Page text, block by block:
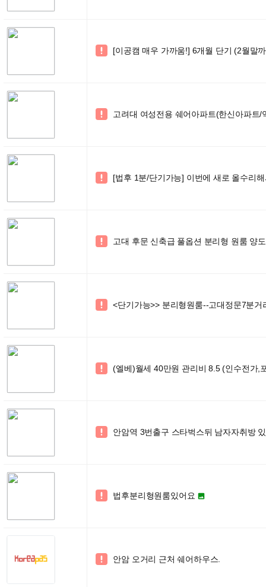
 [이공캠 매우 가까움!] 6개월 단기 (2월말
 고려대 여성전용 쉐어아파트(한신아파트
 [법후 1분/단기가능] 이번에 새로 올수리
 고대 후문 신축급 풀옵션 분리형 원룸 양
 <단기가능>> 분리형원룸--고대정문7분
 (엘베)월세 40만원 관리비 8.5 (인수전가,
 안암역 3번출구 스타벅스뒤 남자자취방
 법후분리형원룸있어요 
 안암 오거리 근처 쉐어하우스.